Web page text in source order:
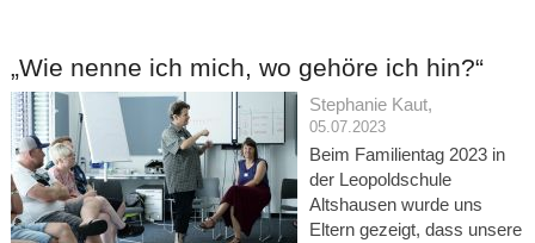
„Wie nenne ich mich, wo gehöre ich hin?“
Stephanie Kaut,
05.07.2023
Beim Familientag 2023 in
der Leopoldschule
Altshausen wurde uns
Eltern gezeigt, dass unsere